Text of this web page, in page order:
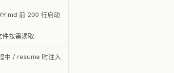
前 200 行启动
按需读取
中 / resume 时注入